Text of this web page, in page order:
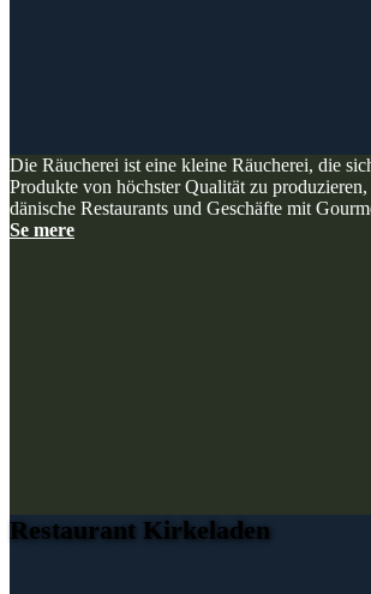
Die Räucherei ist eine kleine Räucherei, die
Produkte von höchster Qualität zu
dänische Restaurants und Geschäfte mit
Se mere
Restaurant Kirkeladen